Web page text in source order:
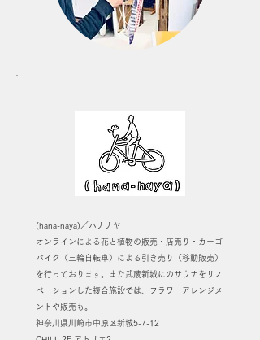
(hana-naya)／ハナナヤ
オンラインによる花と植物の販売・店売り・カーゴ
バイク（三輪自転車）による引き売り（移動販売）
を行っております。また武蔵新城にのサウナをリノ
ベーションした複合施設では、フラワーアレンジメ
ントや販売も。
神奈川県川崎市中原区新城5-7-12